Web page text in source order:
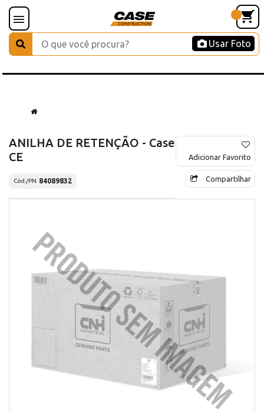
Usar Foto
ANILHA DE RETENÇÃO - Case
CE
Cód./PN 84089832
Adicionar Favorito
Compartilhar